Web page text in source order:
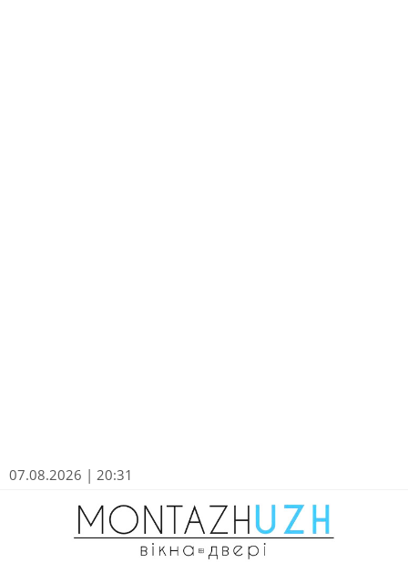
07.08.2026 | 20:31